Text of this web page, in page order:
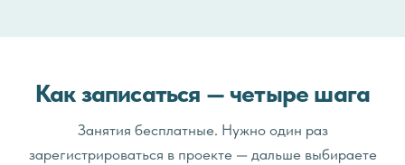
Как записаться — четыре шага
Занятия бесплатные. Нужно один раз
зарегистрироваться в проекте — дальше выбираете